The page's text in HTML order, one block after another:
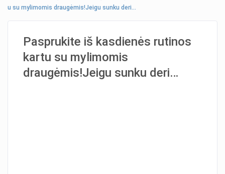
u su mylimomis draugėmis!Jeigu sunku deri…
Pasprukite iš kasdienės rutinos
kartu su mylimomis
draugėmis!Jeigu sunku deri…